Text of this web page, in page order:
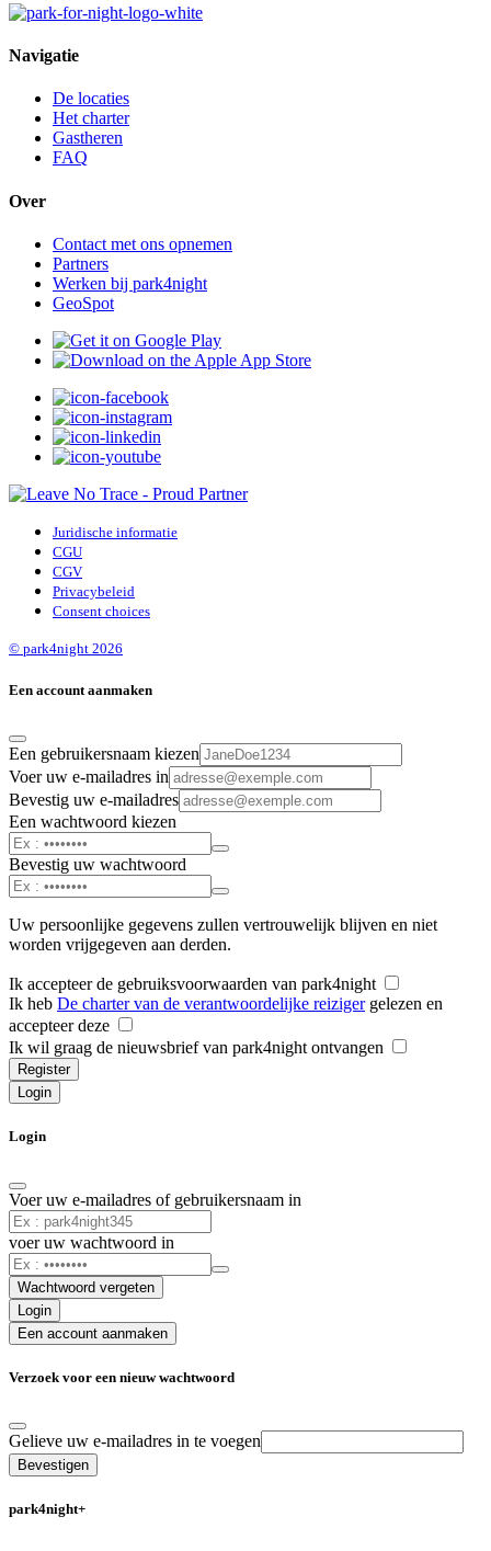
Navigatie
De locaties
Het charter
Gastheren
FAQ
Over
Contact met ons opnemen
Partners
Werken bij park4night
GeoSpot
Juridische informatie
CGU
CGV
Privacybeleid
Consent choices
© park4night 2026
Een account aanmaken
Een gebruikersnaam kiezen
Voer uw e-mailadres in
Bevestig uw e-mailadres
Een wachtwoord kiezen
Bevestig uw wachtwoord
Uw persoonlijke gegevens zullen vertrouwelijk blijven en niet
worden vrijgegeven aan derden.
Ik accepteer de gebruiksvoorwaarden van park4night
Ik heb De charter van de verantwoordelijke reizigergelezen en
accepteer deze
Ik wil graag de nieuwsbrief van park4night ontvangen
Register
Login
Login
Voer uw e-mailadres of gebruikersnaam in
voer uw wachtwoord in
Wachtwoord vergeten
Login
Een account aanmaken
Verzoek voor een nieuw wachtwoord
Gelieve uw e-mailadres in te voegen
Bevestigen
park4night+